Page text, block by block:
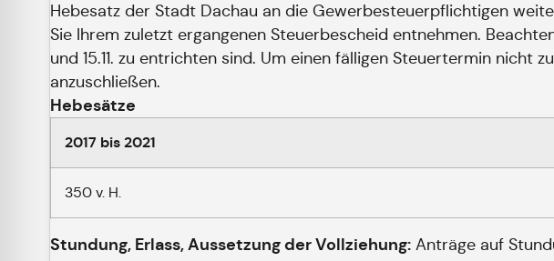
Hebesatz der Stadt Dachau an die Gewerbesteuerpflichtigen
Sie Ihrem zuletzt ergangenen Steuerbescheid entnehmen.
und 15.11. zu entrichten sind. Um einen fälligen Steuertermin
anzuschließen.
Hebesätze
2017 bis 2021
350 v. H.
Stundung, Erlass, Aussetzung der Vollziehung: Anträge auf